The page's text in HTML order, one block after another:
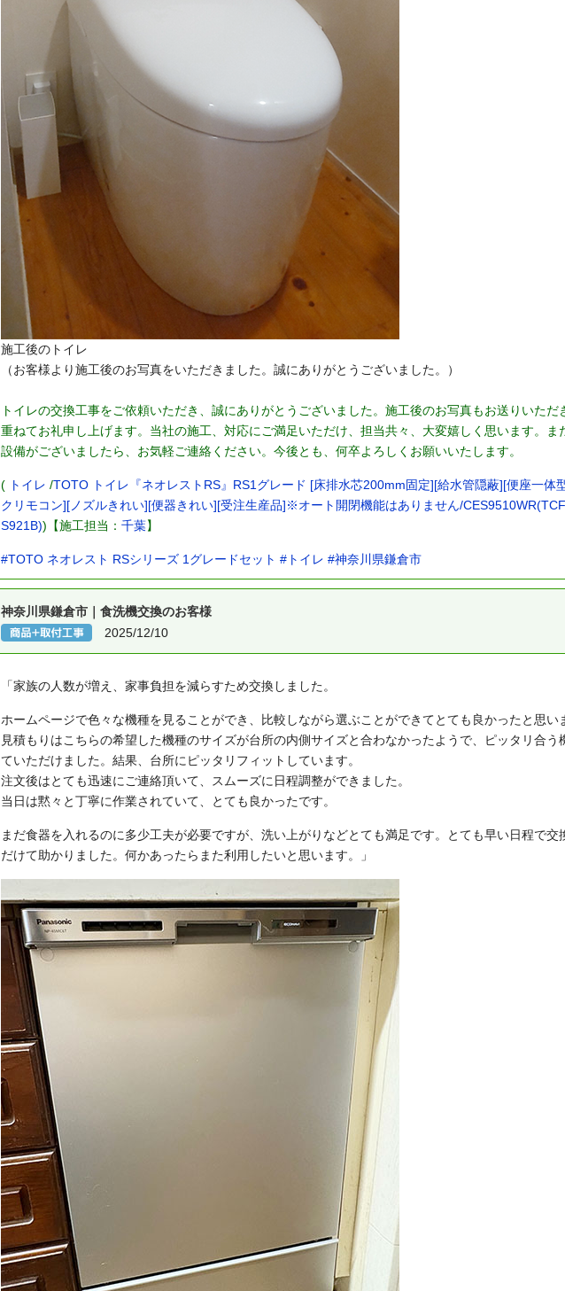
施工後のトイレ
（お客様より施工後のお写真をいただきました。誠にありがとうございました。）
トイレの交換工事をご依頼いただき、誠にありがとうございました。施工後のお写真もお送りいただ
重ねてお礼申し上げます。当社の施工、対応にご満足いただけ、担当共々、大変嬉しく思います。ま
設備がございましたら、お気軽ご連絡ください。今後とも、何卒よろしくお願いいたします。
( トイレ /TOTO トイレ『ネオレストRS』RS1グレード [床排水芯200mm固定][給水管隠蔽][便座一体
クリモコン][ノズルきれい][便器きれい][受注生産品]※オート開閉機能はありません/
S921B))【施工担当： 千葉】
#TOTO ネオレスト RSシリーズ 1グレードセット #トイレ #神奈川県鎌倉市
神奈川県鎌倉市｜食洗機交換のお客様
2025/12/10
「家族の人数が増え、家事負担を減らすため交換しました。
ホームページで色々な機種を見ることができ、比較しながら選ぶことができてとても良かったと思い
見積もりはこちらの希望した機種のサイズが台所の内側サイズと合わなかったようで、ピッタリ合う
ていただけました。結果、台所にピッタリフィットしています。
注文後はとても迅速にご連絡頂いて、スムーズに日程調整ができました。
当日は黙々と丁寧に作業されていて、とても良かったです。
まだ食器を入れるのに多少工夫が必要ですが、洗い上がりなどとても満足です。とても早い日程で交
だけて助かりました。何かあったらまた利用したいと思います。」